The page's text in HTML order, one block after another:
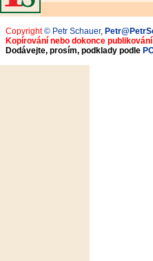
Copyright© Petr Schauer,
Kopírování nebo dokonce
Dodávejte, prosím, podklady podle